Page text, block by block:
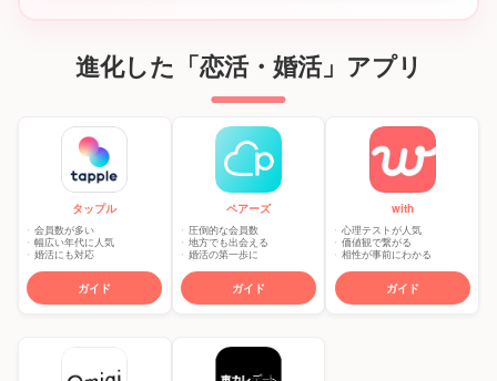
進化した「恋活・婚活」アプリ
タップル
会員数が多い
幅広い年代に人気
婚活にも対応
ガイド
ペアーズ
圧倒的な会員数
地方でも出会える
婚活の第一歩に
ガイド
with
心理テストが人気
価値観で繋がる
相性が事前にわかる
ガイド